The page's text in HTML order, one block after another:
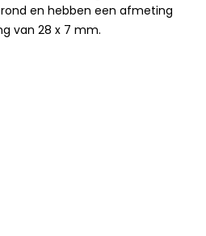
en hebben een afmeting
van 28 x 7 mm.